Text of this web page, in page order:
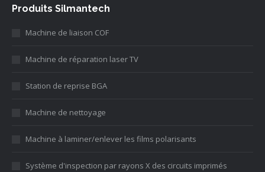
Produits Silmantech
Machine de liaison COF
Machine de réparation laser TV
Station de reprise BGA
Machine de nettoyage
Machine à laminer/enlever les films polarisants
Système d'inspection par rayons X des circuits imprimés